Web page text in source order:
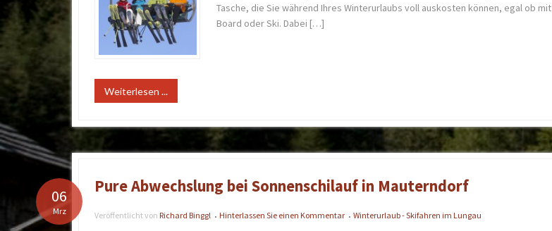
Tasche, die Sie während Ihres Winterurlaubs voll auskosten können, egal ob mit
Board oder Ski. Dabei […]
Weiterlesen ...
Pure Abwechslung bei Sonnenschilauf in Mauterndorf
Veröffentlicht von Richard Binggl • Hinterlassen Sie einen Kommentar • Winterurlaub - Skifahren im Lungau
06
Mrz